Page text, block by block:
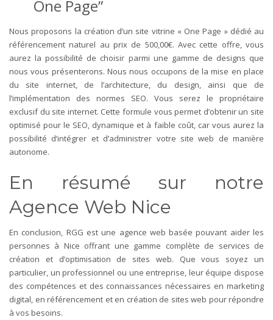
One Page”
Nous proposons la création d’un site vitrine « One Page » dédié au
référencement naturel au prix de 500,00€. Avec cette offre, vous
aurez la possibilité de choisir parmi une gamme de designs que
nous vous présenterons. Nous nous occupons de la mise en place
du site internet, de l’architecture, du design, ainsi que de
l’implémentation des normes SEO. Vous serez le propriétaire
exclusif du site internet. Cette formule vous permet d’obtenir un site
optimisé pour le SEO, dynamique et à faible coût, car vous aurez la
possibilité d’intégrer et d’administrer votre site web de manière
autonome.
En résumé sur notre
Agence Web Nice
En conclusion, RGG est une agence web basée pouvant aider les
personnes à Nice offrant une gamme complète de services de
création et d’optimisation de sites web. Que vous soyez un
particulier, un professionnel ou une entreprise, leur équipe dispose
des compétences et des connaissances nécessaires en marketing
digital, en référencement et en création de sites web pour répondre
à vos besoins.